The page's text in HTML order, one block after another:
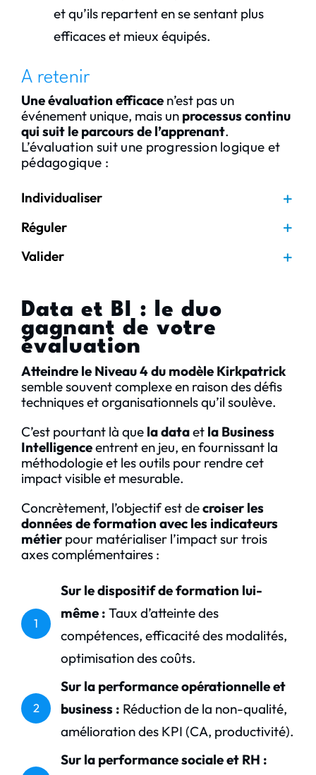
et qu’ils repartent en se sentant plus
efficaces et mieux équipés.
A retenir
Une évaluation efficacen’est pas un
événement unique, mais un processus continu
qui suit le parcours de l’apprenant.
L’évaluation suit une progression logique et
pédagogique :
Individualiser
Réguler
Valider
Data et BI : le duo
gagnant de votre
évaluation
Atteindre le Niveau 4 du modèle Kirkpatrick
semble souvent complexe en raison des défis
techniques et organisationnels qu’il soulève.
C’est pourtant là que la dataet la Business
Intelligenceentrent en jeu, en fournissant la
méthodologie et les outils pour rendre cet
impact visible et mesurable.
Concrètement, l’objectif est decroiser les
données de formation avec les indicateurs
métierpour matérialiser l’impact sur trois
axes complémentaires :
1
Sur le dispositif de formation lui-
même : Taux d’atteinte des
compétences, efficacité des modalités,
optimisation des coûts.
2
Sur la performance opérationnelle et
business : Réduction de la non-qualité,
amélioration des KPI (CA, productivité).
Sur la performance sociale et RH :